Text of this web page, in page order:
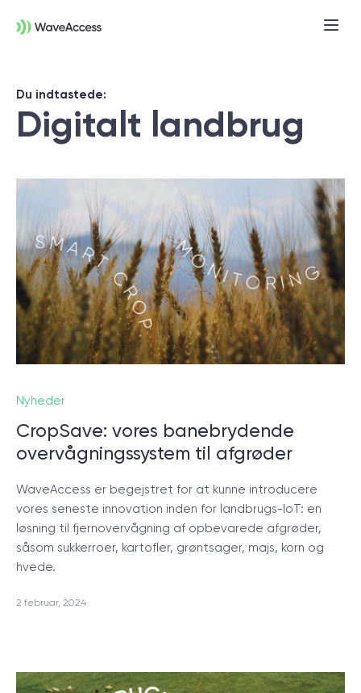
Du indtastede:
Digitalt landbrug
Nyheder
CropSave: vores banebrydende
overvågningssystem til afgrøder
WaveAccess er begejstret for at kunne introducere
vores seneste innovation inden for landbrugs-IoT: en
løsning til fjernovervågning af opbevarede afgrøder,
såsom sukkerroer, kartofler, grøntsager, majs, korn og
hvede.
2 februar, 2024
Er du i tvivl om, hvad du
præcist har brug for?
Vi leder dig gennem en discovery session,
så du kan få styr på behov, tekniske krav
og forretningsmål — og komme godt fra
start.
BOOK ET MØDE
/ Blog